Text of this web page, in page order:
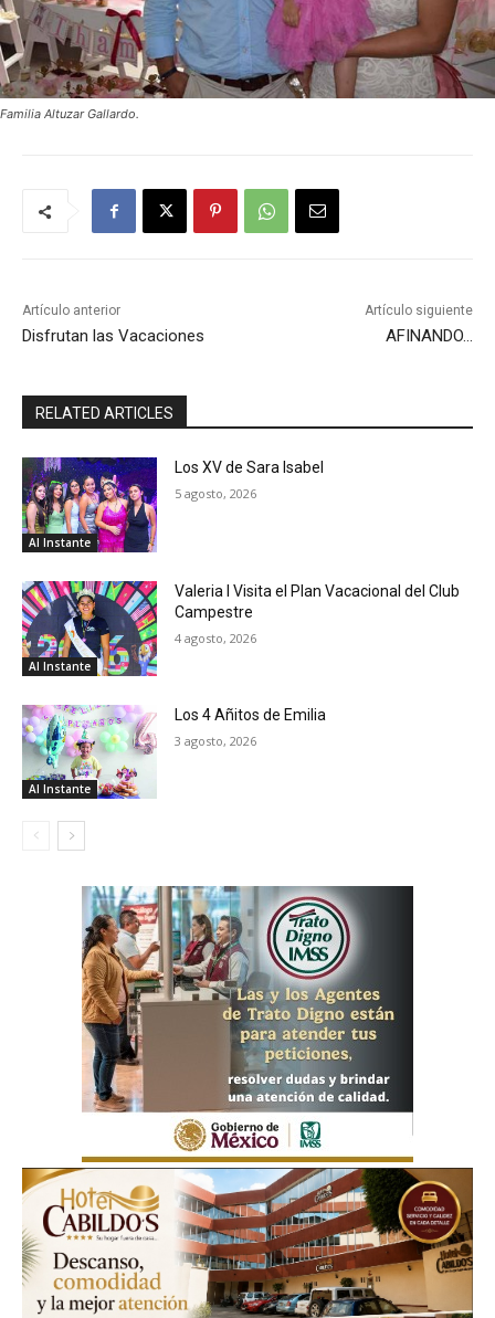
Familia Altuzar Gallardo.
Artículo anterior
Disfrutan las Vacaciones
Artículo siguiente
AFINANDO…
RELATED ARTICLES
Al Instante
Los XV de Sara Isabel
5 agosto, 2026
Al Instante
Valeria I Visita el Plan Vacacional del Club
Campestre
4 agosto, 2026
Al Instante
Los 4 Añitos de Emilia
3 agosto, 2026